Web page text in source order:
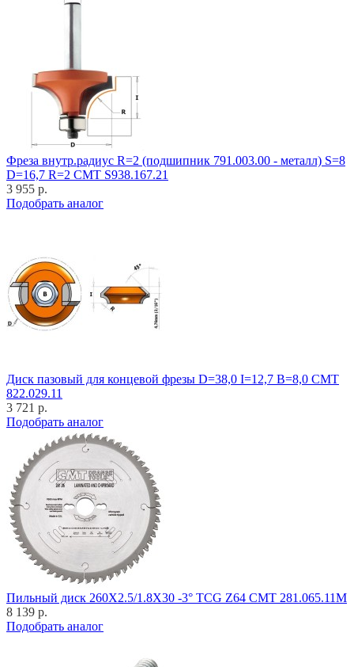
Фреза внутр.радиус R=2 (подшипник 791.003.00 - металл) S=8
D=16,7 R=2 CMT S938.167.21
3 955 р.
Подобрать аналог
Диск пазовый для концевой фрезы D=38,0 I=12,7 B=8,0 CMT
822.029.11
3 721 р.
Подобрать аналог
Пильный диск 260X2.5/1.8X30 -3° TCG Z64 CMT 281.065.11M
8 139 р.
Подобрать аналог